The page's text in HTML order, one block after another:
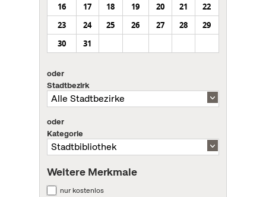
16
17 18 19 20 21
22
23
24 25 26 27 28
29
30
31
oder
Stadtbezirk
oder
Kategorie
Weitere Merkmale
nur kostenlos